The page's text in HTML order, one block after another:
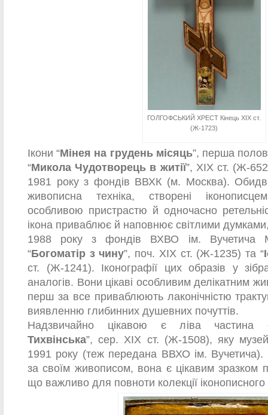
ГОЛГОФСЬКИЙ ХРЕСТ Кінець ХІХ ст.
(Ж-1723)
Ікони “Мінея на грудень місяць”, перша
“Микола Чудотворець в житії”, XIX ст. (Ж-
1981 року з фондів ВВХК (м. Москва). Обидві
живописна техніка, створені
особливою пристрастю й одночасно
ікона приваблює й наповнює світлими
1988 року з фондів ВХВО ім. Вучетича
“Богоматір з чину”, поч. XIX ст. (Ж-1235) та “
ст. (Ж-1241). Іконографії цих образів у
аналогів. Вони цікаві особливим делікатним
перш за все приваблюють лаконічністю
виявленню глибинних душевних почуттів.
Надзвичайно цікавою є ліва частина
Тихвінська”, сер. ХІХ ст. (Ж-1508), яку
1991 року (теж передана ВВХО ім. Вучетича).
за своїм живописом, вона є цікавим зразком
що важливо для повноти колекції